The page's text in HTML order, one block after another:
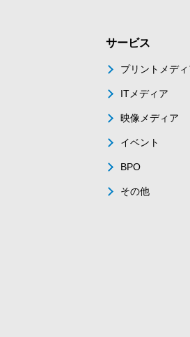
サービス
プリントメディ
ITメディア
映像メディア
イベント
BPO
その他